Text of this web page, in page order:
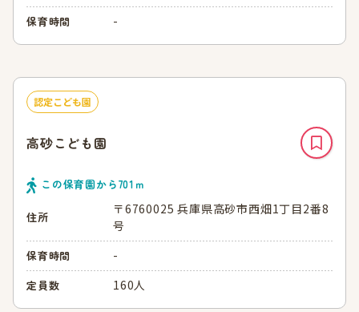
保育時間 -
認定こども園
高砂こども園
この保育園から701 ｍ
住所
〒6760025 兵庫県高砂市西畑1丁目2番8
号
保育時間 -
定員数 160人